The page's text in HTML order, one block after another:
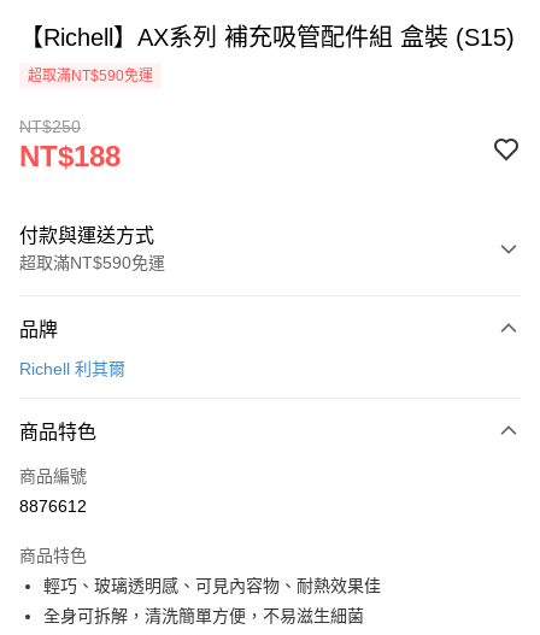
【Richell】AX系列 補充吸管配件組 盒裝 (S15)
超取滿NT$590免運
NT$250
NT$188
付款與運送方式
超取滿NT$590免運
信用卡一次付款
LINE Pay
Apple Pay
悠遊付
Google Pay
品牌
Richell 利其爾
商品特色
商品編號
8876612
商品特色
輕巧、玻璃透明感、可見內容物、耐熱效果佳
全身可拆解，清洗簡單方便，不易滋生細菌